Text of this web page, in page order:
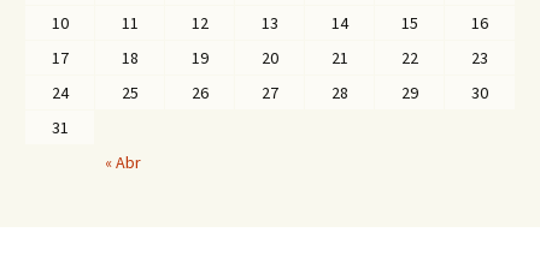
10
11 12 13 14 15
16
17
18 19 20 21 22
23
24
25 26 27 28 29
30
31
« Abr